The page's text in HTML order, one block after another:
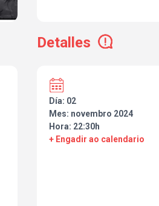
Detalles
Día: 02
Mes: novembro 2024
Hora: 22:30h
+ Engadir ao calendario